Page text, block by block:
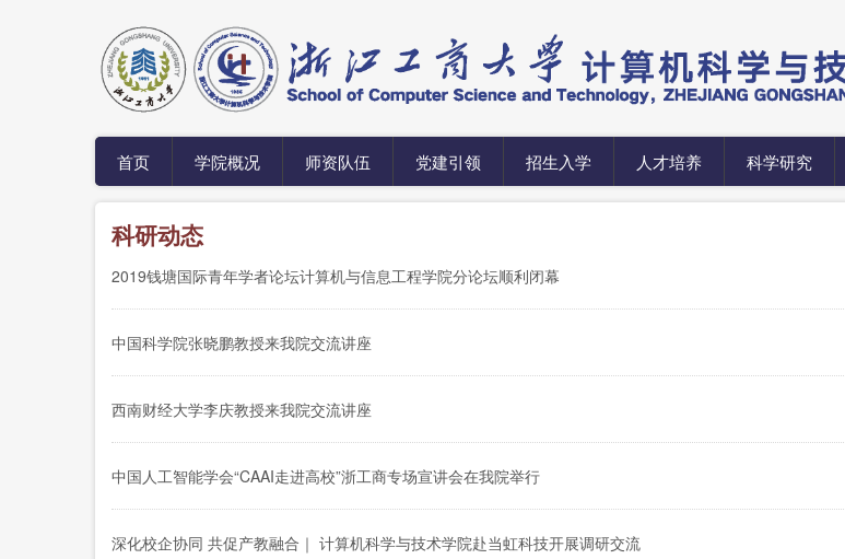
首页 学院概况 师资队伍 党建引领 招生入学 人才培养 科学研究
科研动态
2019钱塘国际青年学者论坛计算机与信息工程学院分论坛顺利闭幕
中国科学院张晓鹏教授来我院交流讲座
西南财经大学李庆教授来我院交流讲座
中国人工智能学会“CAAI走进高校”浙工商专场宣讲会在我院举行
深化校企协同 共促产教融合｜ 计算机科学与技术学院赴当虹科技开展调研交流